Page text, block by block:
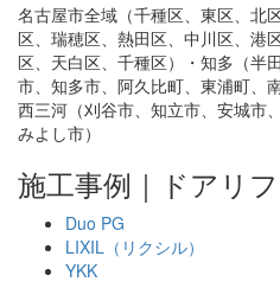
名古屋市全域（千種区、東区、北
区、瑞穂区、熱田区、中川区、港
区、天白区、千種区）・知多（半
市、知多市、阿久比町、東浦町、
西三河（刈谷市、知立市、安城市
みよし市）
施工事例｜ドアリ
Duo PG
LIXIL（リクシル）
YKK